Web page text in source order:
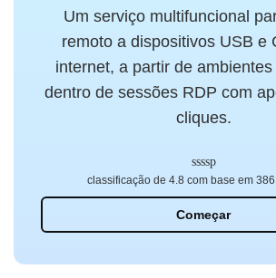
Um serviço multifuncional
remoto a dispositivos USB e
internet, a partir de
dentro de sessões RDP com
cliques.
Começar
classificação de 4.8 com base em